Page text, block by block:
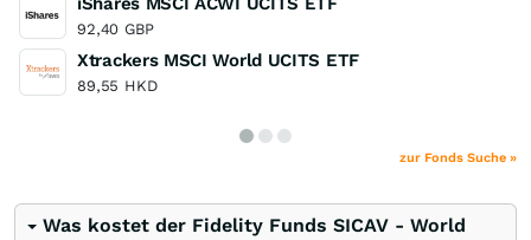
92,40 GBP
Xtrackers MSCI World UCITS ETF
89,55 HKD
zur Fonds Suche »
Was kostet der Fidelity Funds SICAV - World